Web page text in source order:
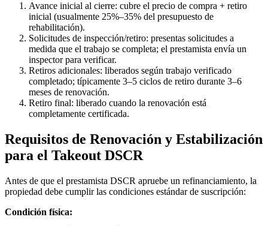
Avance inicial al cierre: cubre el precio de compra + retiro
inicial (usualmente 25%–35% del presupuesto de
rehabilitación).
Solicitudes de inspección/retiro: presentas solicitudes a
medida que el trabajo se completa; el prestamista envía un
inspector para verificar.
Retiros adicionales: liberados según trabajo verificado
completado; típicamente 3–5 ciclos de retiro durante 3–6
meses de renovación.
Retiro final: liberado cuando la renovación está
completamente certificada.
Requisitos de Renovación y Estabilización
para el Takeout DSCR
Antes de que el prestamista DSCR apruebe un refinanciamiento, la
propiedad debe cumplir las condiciones estándar de suscripción:
Condición física: